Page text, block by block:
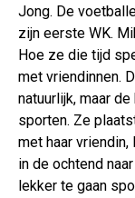
Jong. De
zijn eerste WK.
Hoe ze die tijd
met vriendinnen.
natuurlijk, maar
sporten. Ze
met haar vriendin,
in de ochtend
lekker te gaan